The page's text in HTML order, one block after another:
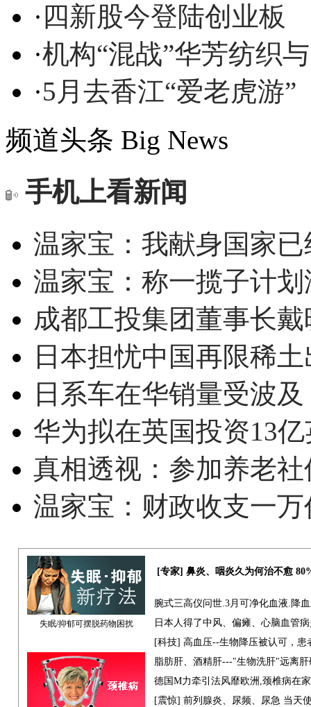
· 四新股今登陆创业板
·机构“混战”华芳纺织
·5月去香江“爱老虎游”
频道头条 Big News
手机上看新闻
温家宝：我献身国家
温家宝：称一揽子计
成都工投集团董事长
日本担忧中国再限稀
日系车在华销量受波
华为拟在英国投资13
真相透视：参加养老
温家宝：财政收支一
失眠/抑郁可摆脱药物困扰
[专家] 鼻炎、咽炎久为何治不愈
腕式三高仪问世.3月可净化血液.降
日本人得了中风、偏瘫、心脑血管
[科技] 高血压--生物降压被认可，患
脂肪肝、酒精肝---"生物洗肝"远离肝
德国M力牵引法风靡欧洲,颈椎病在
[震惊] 前列腺炎、尿频、尿急 当天